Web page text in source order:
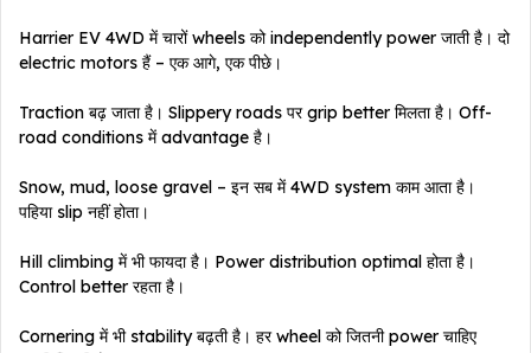
Harrier EV 4WD में चारों wheels को independently power जाती है। दो
electric motors हैं – एक आगे, एक पीछे।
Traction बढ़ जाता है। Slippery roads पर grip better मिलता है। Off-
road conditions में advantage है।
Snow, mud, loose gravel – इन सब में 4WD system काम आता है।
पहिया slip नहीं होता।
Hill climbing में भी फायदा है। Power distribution optimal होता है।
Control better रहता है।
Cornering में भी stability बढ़ती है। हर wheel को जितनी power चाहिए